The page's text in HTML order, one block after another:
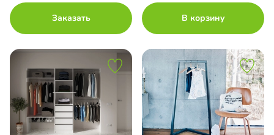
Заказать В корзину